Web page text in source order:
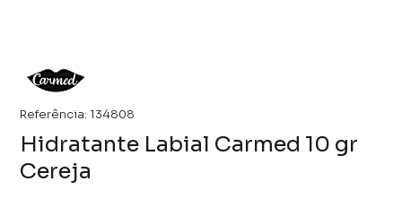
Referência: 134808
Hidratante Labial Carmed 10 gr
Cereja